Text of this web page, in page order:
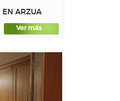
EN ARZUA
Ver más